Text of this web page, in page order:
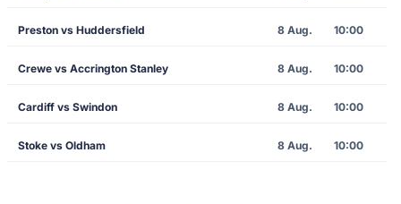
Preston vs Huddersfield 8 Aug. 10:00
Crewe vs Accrington Stanley 8 Aug. 10:00
Cardiff vs Swindon 8 Aug. 10:00
Stoke vs Oldham 8 Aug. 10:00